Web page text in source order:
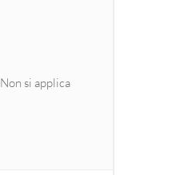
Non si applica